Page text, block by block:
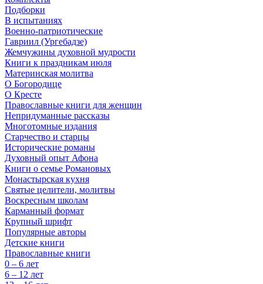
Подборки
В испытаниях
Военно-патриотические
Гавриил (Ургебадзе)
Жемчужины духовной мудрости
Книги к праздникам июля
Материнская молитва
О Богородице
О Кресте
Православные книги для женщин
Непридуманные рассказы
Многотомные издания
Старчество и старцы
Исторические романы
Духовный опыт Афона
Книги о семье Романовых
Монастырская кухня
Святые целители, молитвы
Воскресным школам
Карманный формат
Крупный шрифт
Популярные авторы
Детские книги
Православные книги
0 – 6 лет
6 – 12 лет